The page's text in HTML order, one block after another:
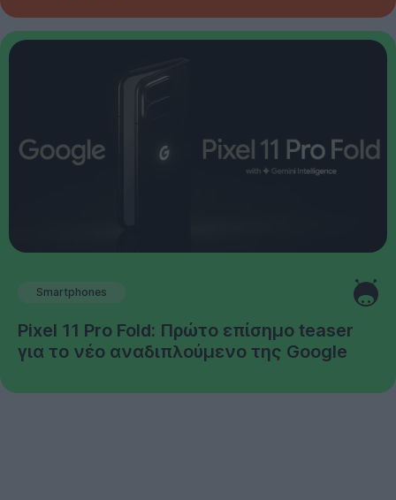
Smartphones
Pixel 11 Pro Fold: Πρώτο επίσημο teaser
για το νέο αναδιπλούμενο της Google